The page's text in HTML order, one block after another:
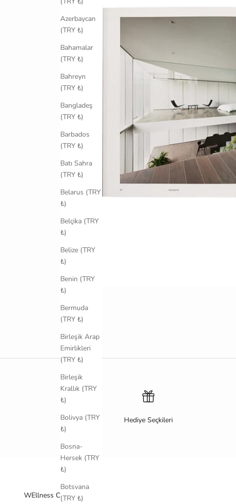
Azerbaycan
(TRY ₺)
Bahamalar
(TRY ₺)
Bahreyn
(TRY ₺)
Bangladeş
(TRY ₺)
Barbados
(TRY ₺)
Batı Sahra
(TRY ₺)
Belarus (TRY
₺)
Belçika (TRY
₺)
Belize (TRY
₺)
Benin (TRY
₺)
Bermuda
(TRY ₺)
Birleşik Arap
Emirlikleri
(TRY ₺)
Birleşik
Krallık (TRY
₺)
Bolivya (TRY
₺)
Bosna-
Hersek (TRY
₺)
Botsvana
(TRY ₺)
Hediye Seçkileri
WEllness Communıty